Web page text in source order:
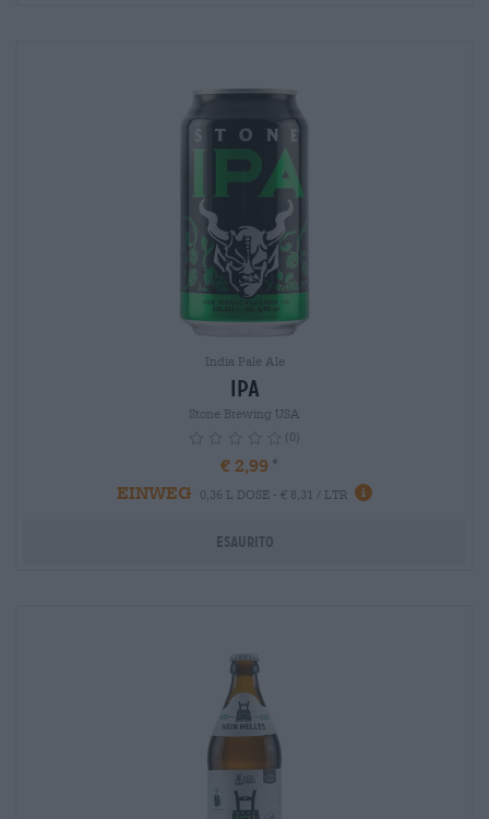
India Pale Ale
IPA
Stone Brewing USA
(0)
€ 2,99
EINWEG
0,36 L DOSE - € 8,31 / LTR info
Esaurito